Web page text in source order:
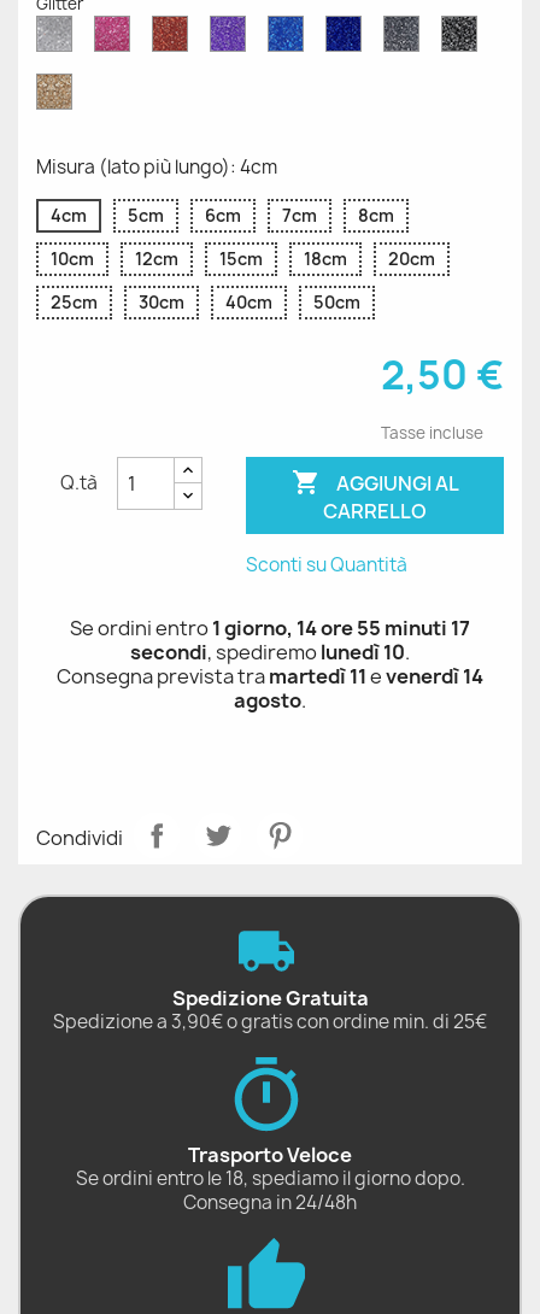
Diamante
Glitter
Rosa
Glitter
Rosso
Glitter
Viola
Glitter
Blu
Zaffiro
Blu
Cobalto
Grigio
Glitter
Nero
Glitter
Oro
Glitter
Misura (lato più lungo): 4cm
4cm 5cm 6cm 7cm
8cm
10cm
12cm 15cm 18cm
20cm
25cm
30cm 40cm 50cm
2,50 €
Tasse incluse
Q.tà 
CARRELLO
Sconti su Quantità
Se ordini entro1 giorno, 14 ore 55 minuti 17
secondi, spediremolunedì 10.
Consegna prevista tramartedì 11evenerdì 14
agosto.
Condividi
Spedizione Gratuita
Spedizione a 3,90€ o gratis con ordine min. di 25€
Trasporto Veloce
Se ordini entro le 18, spediamo il giorno dopo.
Consegna in 24/48h